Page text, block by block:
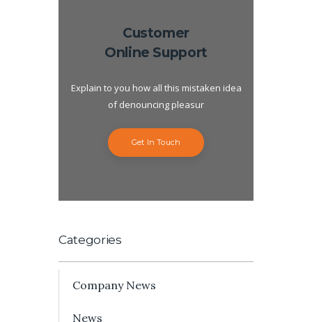
Customer
Online Support
Explain to you how all this mistaken idea
of denouncing pleasur
Get In Touch
Categories
Company News
News